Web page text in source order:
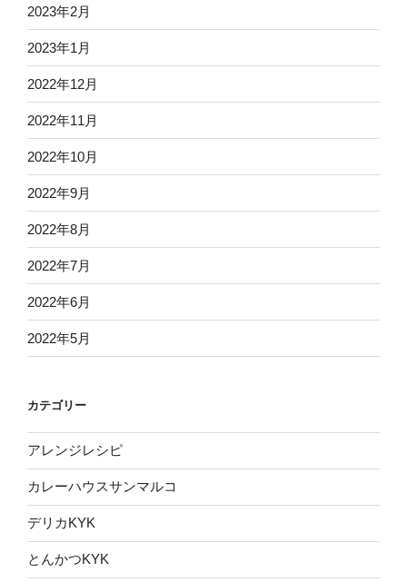
2023年2月
2023年1月
2022年12月
2022年11月
2022年10月
2022年9月
2022年8月
2022年7月
2022年6月
2022年5月
カテゴリー
アレンジレシピ
カレーハウスサンマルコ
デリカKYK
とんかつKYK